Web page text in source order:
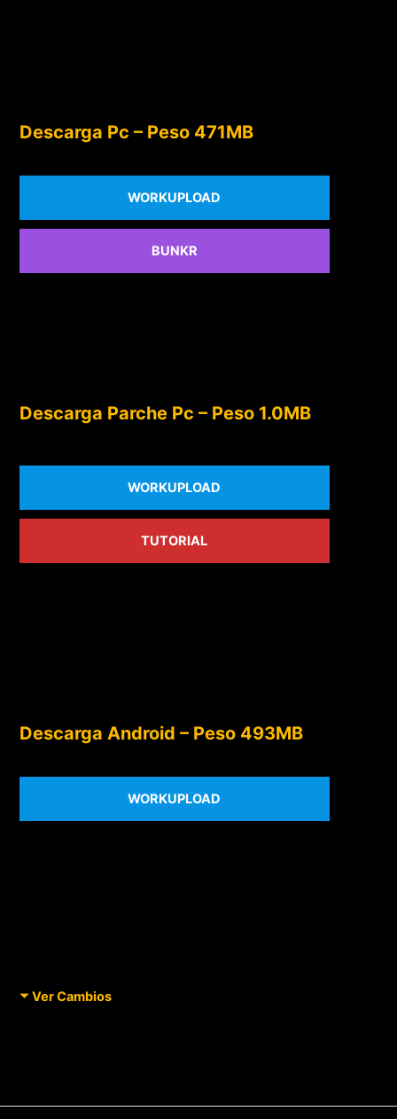
Descarga Pc – Peso 471MB
WORKUPLOAD
BUNKR
Descarga Parche Pc – Peso 1.0MB
WORKUPLOAD
TUTORIAL
Descarga Android – Peso 493MB
WORKUPLOAD
Ver Cambios